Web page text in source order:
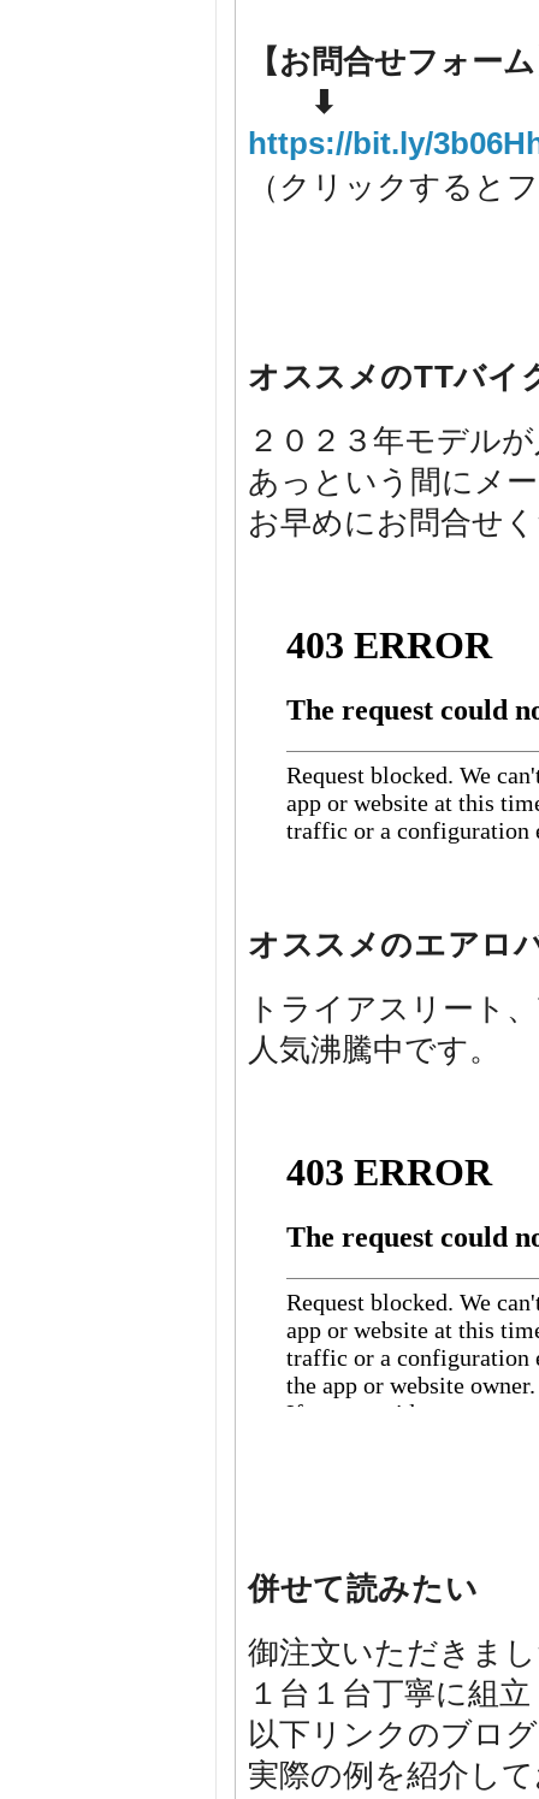
【お問合せフォー
⬇
https://bit.ly/
（クリックすると
オススメのTTバイ
２０２３年モデル
あっという間にメ
お早めにお問合せ
オススメのエアロ
トライアスリート
人気沸騰中です。
併せて読みたい
御注文いただきま
１台１台丁寧に組
以下リンクのブロ
実際の例を紹介し